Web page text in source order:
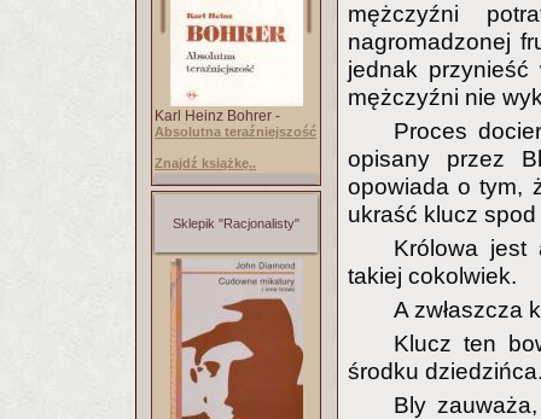
Karl Heinz Bohrer -
Absolutna teraźniejszość
Znajdź książkę..
Sklepik "Racjonalisty"
mężczyźni
nagromadzonej
jednak
mężczyźni nie
Proces
opisany przez
opowiada o tym,
ukraść klucz spod
Królowa jest
takiej cokolwiek.
A zwłaszcza
Klucz ten
środku
Bly